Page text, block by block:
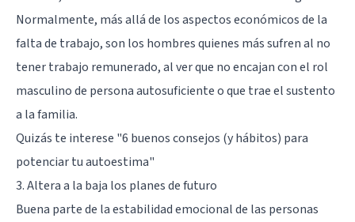
Normalmente, más allá de los aspectos económicos de la
falta de trabajo, son los hombres quienes más sufren al no
tener trabajo remunerado, al ver que no encajan con el rol
masculino de persona autosuficiente o que trae el sustento
a la familia.
Quizás te interese "6 buenos consejos (y hábitos) para
potenciar tu autoestima"
3. Altera a la baja los planes de futuro
Buena parte de la estabilidad emocional de las personas